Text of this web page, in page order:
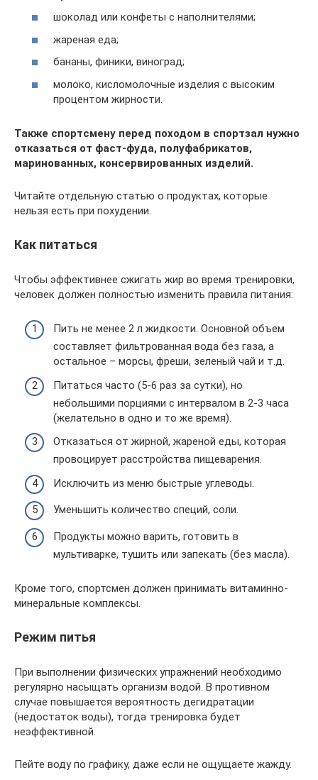
шоколад или конфеты с наполнителями;
жареная еда;
бананы, финики, виноград;
молоко, кисломолочные изделия с высоким
процентом жирности.
Также спортсмену перед походом в спортзал нужно
отказаться от фаст-фуда, полуфабрикатов,
маринованных, консервированных изделий.
Читайте отдельную статью о продуктах, которые
нельзя есть при похудении.
Как питаться
Чтобы эффективнее сжигать жир во время тренировки,
человек должен полностью изменить правила питания:
Пить не менее 2 л жидкости. Основной объем
составляет фильтрованная вода без газа, а
остальное – морсы, фреши, зеленый чай и т.д.
Питаться часто (5-6 раз за сутки), но
небольшими порциями с интервалом в 2-3 часа
(желательно в одно и то же время).
Отказаться от жирной, жареной еды, которая
провоцирует расстройства пищеварения.
Исключить из меню быстрые углеводы.
Уменьшить количество специй, соли.
Продукты можно варить, готовить в
мультиварке, тушить или запекать (без масла).
Кроме того, спортсмен должен принимать витаминно-
минеральные комплексы.
Режим питья
При выполнении физических упражнений необходимо
регулярно насыщать организм водой. В противном
случае повышается вероятность дегидратации
(недостаток воды), тогда тренировка будет
неэффективной.
Пейте воду по графику, даже если не ощущаете жажду.